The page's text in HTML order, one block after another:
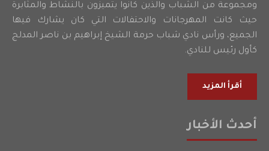
ومجموعة من الشباب والذين كانوا يتميزون بالنشاط والمثابرة
حيث كانت المهرجانات والاحتفالات التي كان يشارك فيها
الجميع، ورأس نادي شباب حرمة الشيخ إبراهيم بن ناصر المدلج
كأول رئيس للنادي.
أقرأ المزيد
أحدث الأخبار